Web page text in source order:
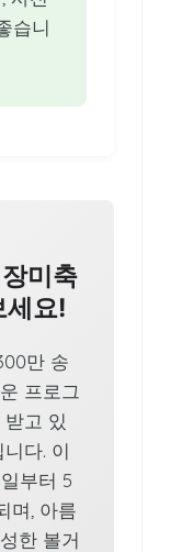
습니
미축
세요!
만 송
프로그
고 있
다. 이
부터 5
며, 아름
한 볼거